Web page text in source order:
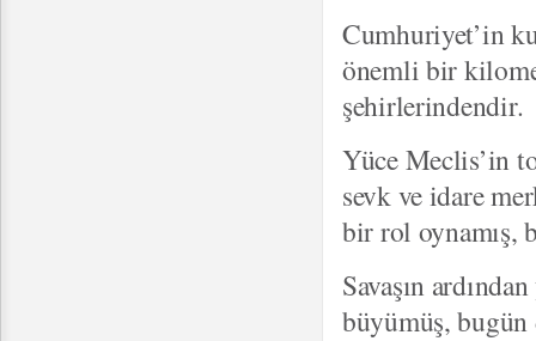
Cumhuriyet’in
önemli bir
şehirlerindendir.
Yüce Meclis’in
sevk ve idare
bir rol oynamış,
Savaşın
büyümüş, bugün